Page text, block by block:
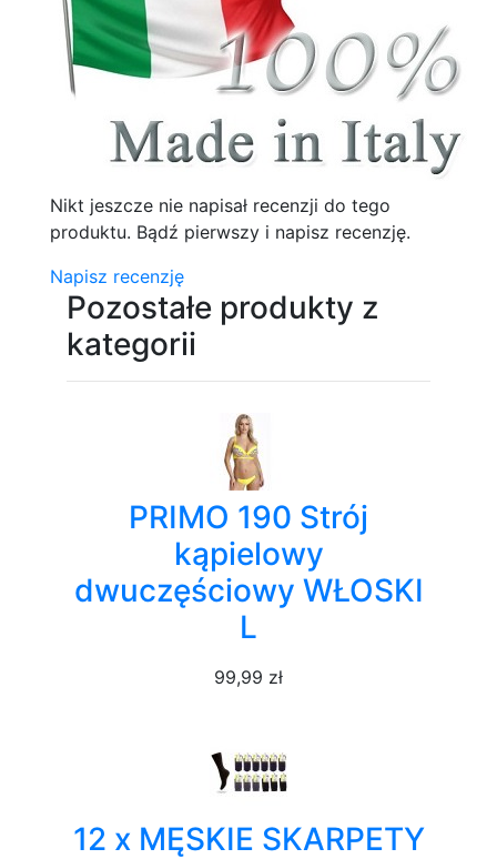
Nikt jeszcze nie napisał recenzji do tego
produktu. Bądź pierwszy i napisz recenzję.
Napisz recenzję
Pozostałe produkty z
kategorii
PRIMO 190 Strój
kąpielowy
dwuczęściowy WŁOSKI
L
99,99 zł
12 x MĘSKIE SKARPETY